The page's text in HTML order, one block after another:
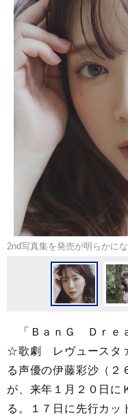
2nd写真集を発売が明らかに
「ＢａｎＧ Ｄｒｅ
☆歌劇 レヴュースタ
る声優の伊藤彩沙（２
が、来年１月２０日に
る。１７日に先行カッ